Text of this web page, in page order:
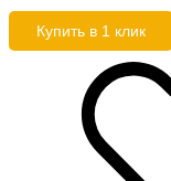
Купить в 1 клик